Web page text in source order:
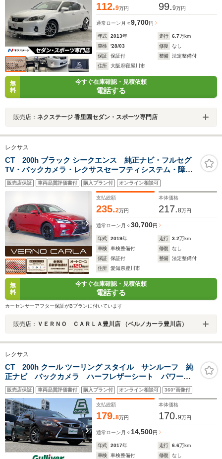
112.9万円 99.9万円
通常ローン 月々9,700円
年式 2013年 走行 6.7万km
車検
'28/03 修復
なし
保証
保証付 整備
法定整備付
住所
大阪府寝屋川市
無
料
今すぐ在庫確認・見積依頼
電話する
販売店： ネクステージ 香里園セダン・スポーツ専門店
レクサス
CT 200h ブラック シークエンス 純正ナビ・フルセグ
TV・バックカメラ・レクサスセーフティシステム・障害
物センサー・パワーシート・シートヒーター・LEDヘッ
ドライト・スマートキー・純正AW・CD/DVD再生・
Bluetooth・ETC・ドラレコ
販売店保証 車両品質評価書付 購入プラン付 オンライン相談可
支払総額
235.2万円
本体価格
217.8万円
通常ローン 月々30,700円
年式 2019年 走行 3.2万km
車検
車検整備付 修復
なし
保証
保証付 整備
法定整備付
住所
愛知県豊川市
無
料
今すぐ在庫確認・見積依頼
電話する
カーセンサーアフター保証がBプランに付いています
販売店： ＶＥＲＮＯ ＣＡＲＬＡ豊川店 （ベルノカーラ豊川店）
レクサス
CT 200h クール ツーリング スタイル サンルーフ 純
正ナビ バックカメラ ハーフレザーシート パワーシ
ート シートヒーター アダプティブクルーズコントロ
ール フルセグテレビ ETC2.0 ドライブレコーダー
コーナーセンサー スマートキー
販売店保証 車両品質評価書付 購入プラン付 オンライン相談可 360°画像付
支払総額
179.8万円
本体価格
170.9万円
通常ローン 月々14,500円
年式 2017年 走行 6.6万km
車検
車検整備付 修復 なし